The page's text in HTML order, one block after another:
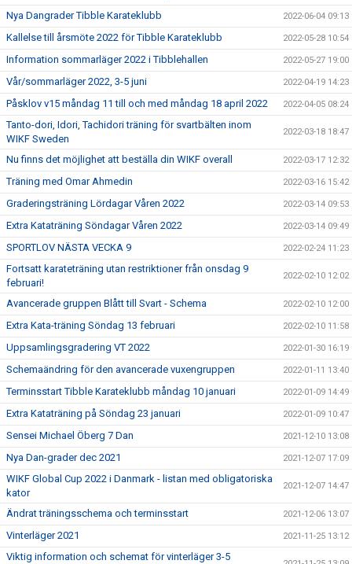
Nya Dangrader Tibble Karateklubb 2022-06-04 09:13
Kallelse till årsmöte 2022 för Tibble Karateklubb 2022-05-28 10:54
Information sommarläger 2022 i Tibblehallen 2022-05-27 19:00
Vår/sommarläger 2022, 3-5 juni 2022-04-19 14:23
Påsklov v15 måndag 11 till och med måndag 18 april 2022 2022-04-05 08:24
Tanto-dori, Idori, Tachidori träning för svartbälten inom
WIKF Sweden
2022-03-18 18:47
Nu finns det möjlighet att beställa din WIKF overall 2022-03-17 12:32
Träning med Omar Ahmedin 2022-03-16 15:42
Graderingsträning Lördagar Våren 2022 2022-03-14 09:53
Extra Kataträning Söndagar Våren 2022 2022-03-14 09:49
SPORTLOV NÄSTA VECKA 9 2022-02-24 11:23
Fortsatt karateträning utan restriktioner från onsdag 9
februari!
2022-02-10 12:02
Avancerade gruppen Blått till Svart - Schema 2022-02-10 12:00
Extra Kata-träning Söndag 13 februari 2022-02-10 11:58
Uppsamlingsgradering VT 2022 2022-01-30 16:19
Schemaändring för den avancerade vuxengruppen 2022-01-11 13:40
Terminsstart Tibble Karateklubb måndag 10 januari 2022-01-09 14:49
Extra Kataträning på Söndag 23 januari 2022-01-09 10:47
Sensei Michael Öberg 7 Dan 2021-12-10 13:08
Nya Dan-grader dec 2021 2021-12-07 17:09
WIKF Global Cup 2022 i Danmark - listan med obligatoriska
kator
2021-12-07 14:47
Ändrat träningsschema och terminsstart 2021-12-06 13:07
Vinterläger 2021 2021-11-25 13:12
Viktig information och schemat för vinterläger 3-5